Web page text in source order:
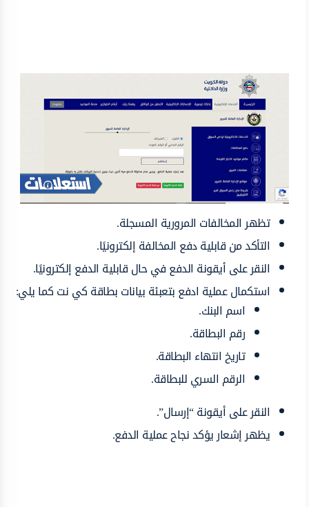
تظهر المخالفات المرورية المسجلة.
التأكد من قابلية دفع المخالفة إلكترونيًا.
النقر على أيقونة الدفع في حال قابلية الدفع إلكترونيًا.
استكمال عملية ادفع بتعبئة بيانات بطاقة كي نت كما يلي:
اسم البنك.
رقم البطاقة.
تاريخ انتهاء البطاقة.
الرقم السري للبطاقة.
النقر على أيقونة “إرسال”.
يظهر إشعار يؤكد نجاح عملية الدفع.